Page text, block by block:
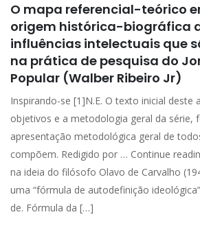
O mapa referencial-teórico
origem histórica-biográfica
influências intelectuais que
na prática de pesquisa do
Popular (Walber Ribeiro Jr)
Inspirando-se [1]N.E. O texto inicial deste
objetivos e a metodologia geral da série,
apresentação metodológica geral de
compõem. Redigido por … Continue
na ideia do filósofo Olavo de Carvalho
uma “fórmula de autodefinição
de. Fórmula da […]